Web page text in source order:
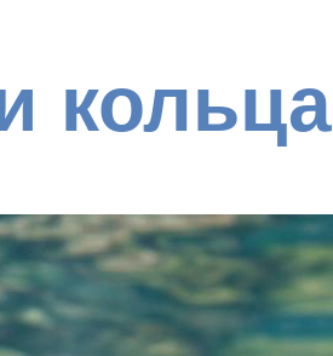
кольца